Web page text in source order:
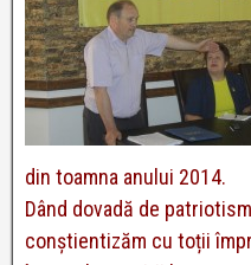
din toamna anului 2014.
Dând dovadă de
conştientizăm cu toții